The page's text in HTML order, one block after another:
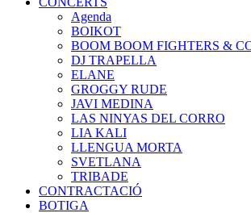
Agenda
BOIKOT
BOOM BOOM FIGHTERS &
DJ TRAPELLA
ELANE
GROGGY RUDE
JAVI MEDINA
LAS NINYAS DEL CORRO
LIA KALI
LLENGUA MORTA
SVETLANA
TRIBADE
CONTRACTACIÓ
BOTIGA